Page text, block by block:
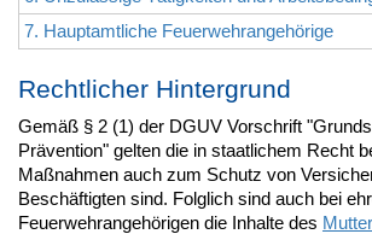
7. Hauptamtliche Feuerwehrangehörige
Rechtlicher Hintergrund
Gemäß § 2 (1) der DGUV Vorschrift
Prävention" gelten die in staatlichem Recht
Maßnahmen auch zum Schutz von
Beschäftigten sind. Folglich sind auch bei
Feuerwehrangehörigen die Inhalte des